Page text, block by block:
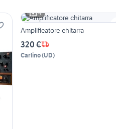
4
Amplificatore chitarra
320 €
Carlino(UD)